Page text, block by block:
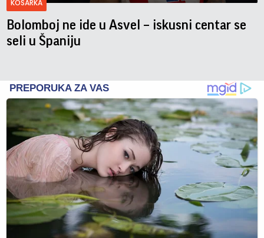
KOSARKA
Bolomboj ne ide u Asvel – iskusni centar se
seli u Španiju